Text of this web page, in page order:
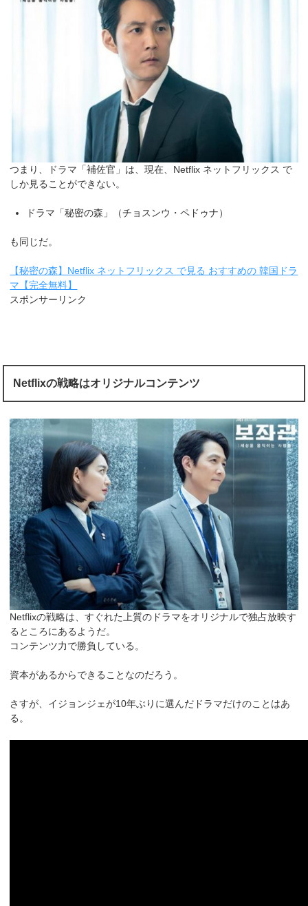
つまり、ドラマ「補佐官」は、現在、Netflix ネットフリックス で
しか見ることができない。
ドラマ「秘密の森」（チョスンウ・ペドゥナ）
も同じだ。
【秘密の森】Netflix ネットフリックス で見る おすすめの 韓国ドラ
マ【完全無料】
スポンサーリンク
Netflixの戦略はオリジナルコンテンツ
Netflixの戦略は、すぐれた上質のドラマをオリジナルで独占放映す
るところにあるようだ。
コンテンツ力で勝負している。
資本があるからできることなのだろう。
さすが、イジョンジェが10年ぶりに選んだドラマだけのことはあ
る。